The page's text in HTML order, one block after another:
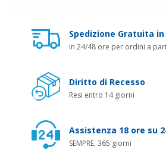
Spedizione Gratuita
in 24/48 ore per ordini a
Diritto di Recesso
Resi entro 14 giorni
Assistenza 18 ore su
SEMPRE, 365 giorni